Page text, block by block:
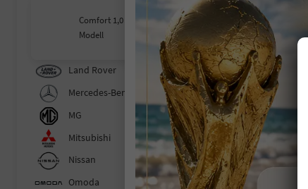
Comfort 1,0 T-GDi 85KW neues
Modell
Land Rover
Mercedes-Benz
MG
Mitsubishi
Nissan
Omoda